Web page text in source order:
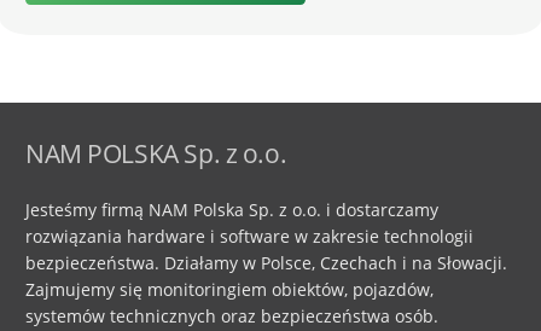
NAM POLSKA Sp. z o.o.
Jesteśmy firmą NAM Polska Sp. z o.o. i dostarczamy
rozwiązania hardware i software w zakresie technologii
bezpieczeństwa. Działamy w Polsce, Czechach i na Słowacji.
Zajmujemy się monitoringiem obiektów, pojazdów,
systemów technicznych oraz bezpieczeństwa osób.